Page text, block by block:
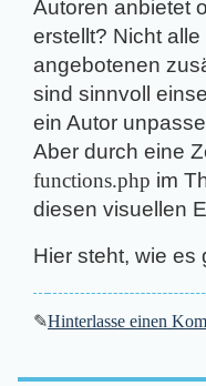
Autoren anbietet
erstellt? Nicht
angebotenen
sind sinnvoll
ein Autor
Aber durch eine
functions.php im
diesen visuellen
Hier steht, wie es
✎Hinterlasse einen